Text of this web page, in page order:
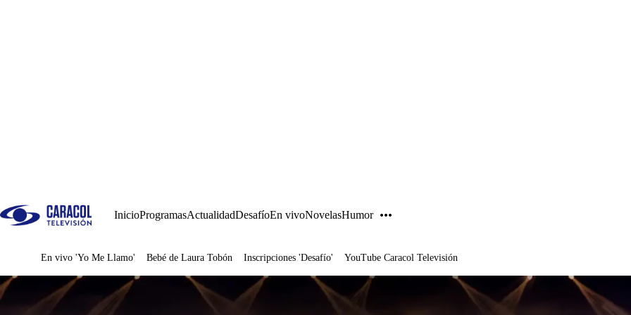
InicioProgramasActualidadDesafíoEn vivoNovelasHumor
Juegos
En vivo 'Yo Me Llamo' Bebé de Laura Tobón Inscripciones 'Desafío' YouTube Caracol Televisión